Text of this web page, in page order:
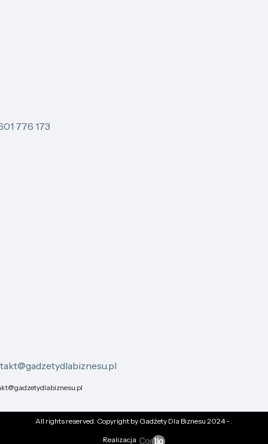
776 173
All rights reserved. Copyright by Gadżety Dla Biznesu 2024 -
Realizacja